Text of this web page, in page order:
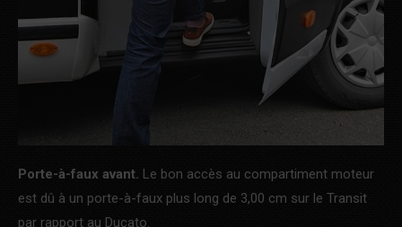
Porte-à-faux avant. Le bon accès au compartiment moteur
est dû à un porte-à-faux plus long de 3,00 cm sur le Transit
par rapport au Ducato.